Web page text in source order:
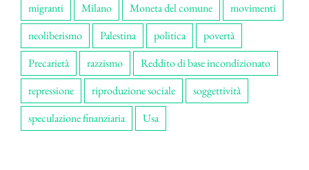
migranti
Milano Moneta del comune
movimenti
neoliberismo
Palestina politica
povertà
Precarietà
razzismo
Reddito di base incondizionato
repressione
riproduzione sociale
soggettività
speculazione finanziaria
Usa